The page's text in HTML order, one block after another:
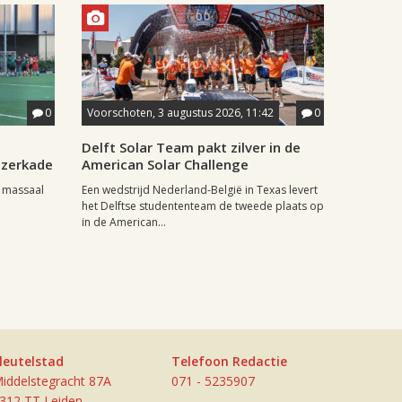
0 Voorschoten, 3 augustus 2026, 11:42 0
Delft Solar Team pakt zilver in de
American Solar Challenge
Een wedstrijd Nederland-België in Texas levert
het Delftse studententeam de tweede plaats op
in de American...
87A
Telefoon Redactie
071 - 5235907